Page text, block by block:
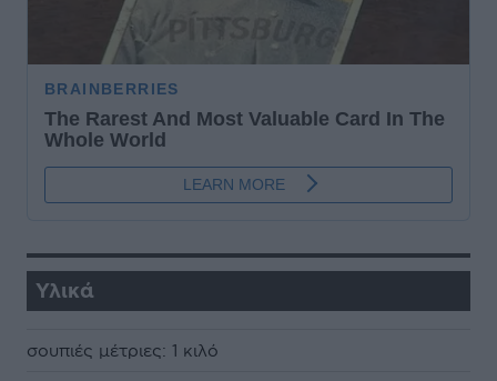
Υλικά
σουπιές µέτριες: 1 κιλό